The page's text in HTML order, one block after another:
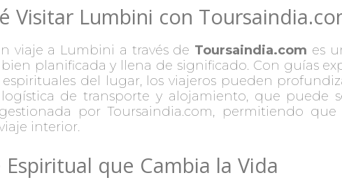
Visitar Lumbini con
viaje a Lumbini a través de Toursaindia.com es
planificada y llena de significado. Con guías
espirituales del lugar, los viajeros pueden
de transporte y alojamiento, que puede
por Toursaindia.com, permitiendo
interior.
Espiritual que Cambia la Vida